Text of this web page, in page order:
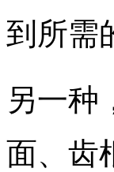
到所需
另一种
面、齿